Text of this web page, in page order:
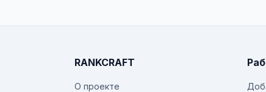
RANKCRAFT
О проекте